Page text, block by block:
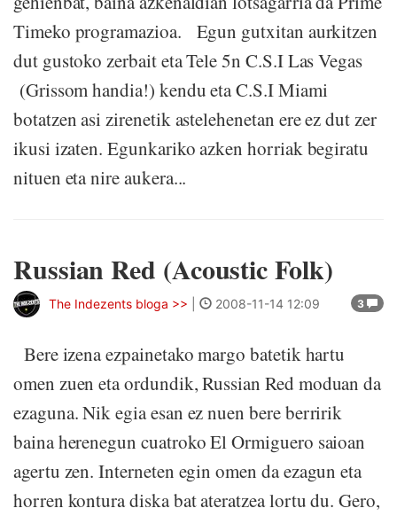
Timeko programazioa. Egun gutxitan aurkitzen
dut gustoko zerbait eta Tele 5n C.S.I Las Vegas
(Grissom handia!) kendu eta C.S.I Miami
botatzen asi zirenetik astelehenetan ere ez dut zer
ikusi izaten. Egunkariko azken horriak begiratu
nituen eta nire aukera...
Russian Red (Acoustic Folk)
3
The Indezents bloga >> 2008-11-14 12:09
Bere izena ezpainetako margo batetik hartu
omen zuen eta ordundik, Russian Red moduan da
ezaguna. Nik egia esan ez nuen bere berririk
baina herenegun cuatroko El Ormiguero saioan
agertu zen. Interneten egin omen da ezagun eta
horren kontura diska bat ateratzea lortu du. Gero,